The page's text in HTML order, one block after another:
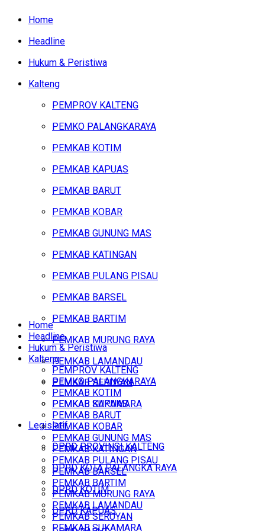
Home
Headline
Hukum & Peristiwa
Kalteng
PEMPROV KALTENG
PEMKO PALANGKARAYA
PEMKAB KOTIM
PEMKAB KAPUAS
PEMKAB BARUT
PEMKAB KOBAR
PEMKAB GUNUNG MAS
PEMKAB KATINGAN
PEMKAB PULANG PISAU
PEMKAB BARSEL
PEMKAB BARTIM
PEMKAB MURUNG RAYA
PEMKAB LAMANDAU
PEMKAB SERUYAN
PEMKAB SUKAMARA
Legislatif
DPRD PROVINSI KALTENG
DPRD KOTA PALANGKA RAYA
DPRD KOTIM
DPRD KAPUAS
Home
Headline
Hukum & Peristiwa
Kalteng
PEMPROV KALTENG
PEMKO PALANGKARAYA
PEMKAB KOTIM
PEMKAB KAPUAS
PEMKAB BARUT
PEMKAB KOBAR
PEMKAB GUNUNG MAS
PEMKAB KATINGAN
PEMKAB PULANG PISAU
PEMKAB BARSEL
PEMKAB BARTIM
PEMKAB MURUNG RAYA
PEMKAB LAMANDAU
PEMKAB SERUYAN
PEMKAB SUKAMARA